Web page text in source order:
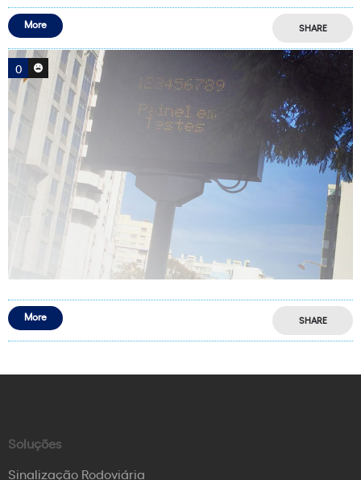
More SHARE
0 0
More SHARE
Soluções
Sinalização Rodoviária